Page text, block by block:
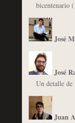
bicentenario
José
José
Un detalle
Juan